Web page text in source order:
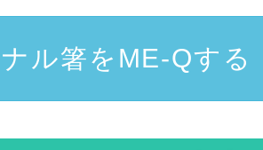
ル箸をME-Qする